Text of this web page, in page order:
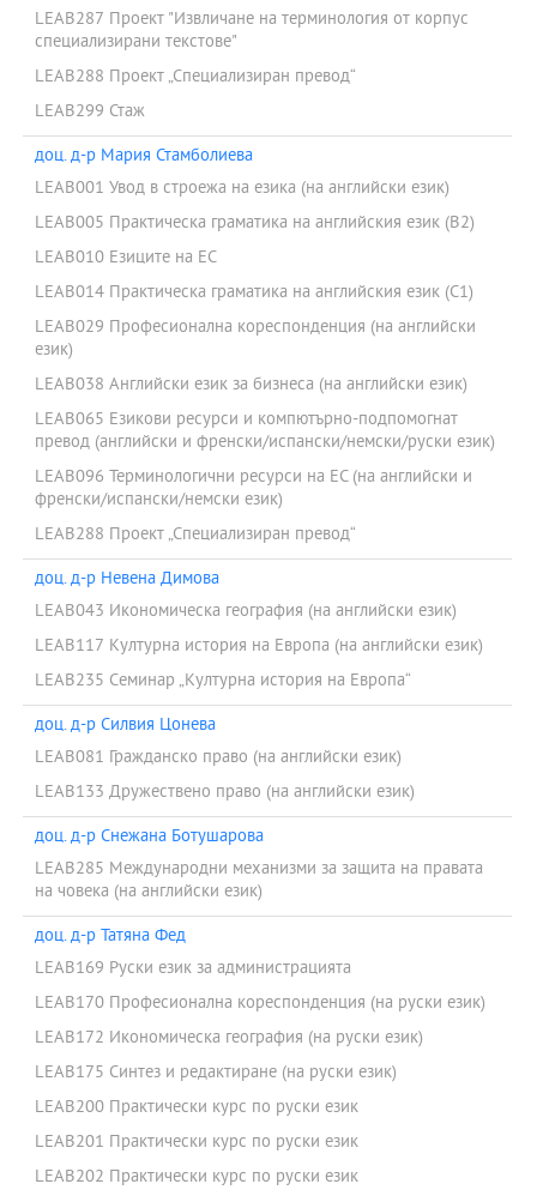
LEAB287 Проект "Извличане на терминология от корпус
специализирани текстове"
LEAB288 Проект „Специализиран превод“
LEAB299 Стаж
доц. д-р Мария Стамболиева
LEAB001 Увод в строежа на езика (на английски език)
LEAB005 Практическа граматика на английския език (В2)
LEAB010 Езиците на ЕС
LEAB014 Практическа граматика на английския език (С1)
LEAB029 Професионална кореспонденция (на английски
език)
LEAB038 Английски език за бизнеса (на английски език)
LEAB065 Езикови ресурси и компютърно-подпомогнат
превод (английски и френски/испански/немски/руски език)
LEAB096 Терминологични ресурси на ЕС (на английски и
френски/испански/немски език)
LEAB288 Проект „Специализиран превод“
доц. д-р Невена Димова
LEAB043 Икономическа география (на английски език)
LEAB117 Културна история на Европа (на английски език)
LEAB235 Семинар „Културна история на Европа“
доц. д-р Силвия Цонева
LEAB081 Гражданско право (на английски език)
LEAB133 Дружествено право (на английски език)
доц. д-р Снежана Ботушарова
LEAB285 Международни механизми за защита на правата
на човека (на английски език)
доц. д-р Татяна Фед
LEAB169 Руски език за администрацията
LEAB170 Професионална кореспонденция (на руски език)
LEAB172 Икономическа география (на руски език)
LEAB175 Синтез и редактиране (на руски език)
LEAB200 Практически курс по руски език
LEAB201 Практически курс по руски език
LEAB202 Практически курс по руски език